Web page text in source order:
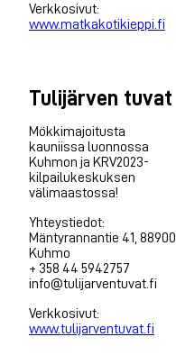
Verkkosivut:
www.matkakotikieppi.fi
Tulijärven tuvat
Mökkimajoitusta
kauniissa luonnossa
Kuhmon ja KRV2023-
kilpailukeskuksen
välimaastossa!
Yhteystiedot:
Mäntyrannantie 41, 88900
Kuhmo
+ 358 44 5942757
info@tulijarventuvat.fi
Verkkosivut:
www.tulijarventuvat.fi